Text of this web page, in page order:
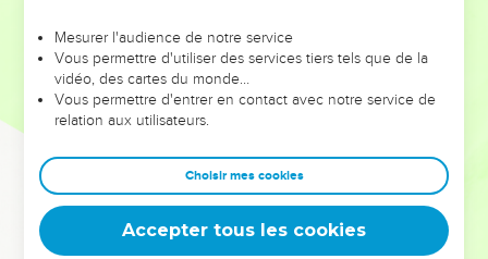
leur foi ou leur vision. Mais on voit moins les doutes, les erreurs
et les saisons difficiles qu'ils ont traversés, alors même que ce
sont elles qui les ont façonnés.
Dans cette conférence, leaders, entrepreneurs, et responsables
clés pour avancer avec plus de sagesse afin que leurs erreurs
deviennent vos tremplins. Que vous guidiez un ministère, une
équipe, un groupe ou une famille, leur expérience est faite
Mesurer l'audience de notre service
Vous permettre d'utiliser des services tiers tels que de la
vidéo, des cartes du monde…
Vous permettre d'entrer en contact avec notre service de
relation aux utilisateurs.
Choisir mes cookies
Accepter tous les cookies